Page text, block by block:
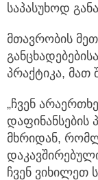
საპასუხოდ
მთავრობის
პრაქტიკა, მათ
„ჩვენ
დაფინანსების
მხრიდან,
ჩვენ ვიხილეთ